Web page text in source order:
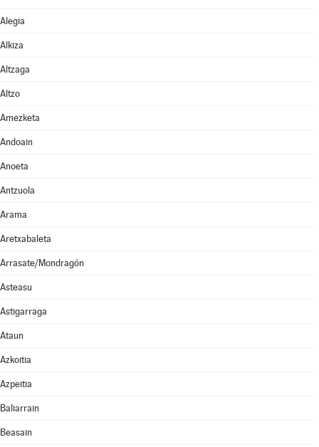
Alegia
Alkiza
Altzaga
Altzo
Amezketa
Andoain
Anoeta
Antzuola
Arama
Aretxabaleta
Arrasate/Mondragón
Asteasu
Astigarraga
Ataun
Azkoitia
Azpeitia
Baliarrain
Beasain